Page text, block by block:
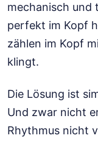
mechanisch und
perfekt im Kopf
zählen im Kopf
klingt.
Die Lösung ist
Und zwar nicht
Rhythmus nicht